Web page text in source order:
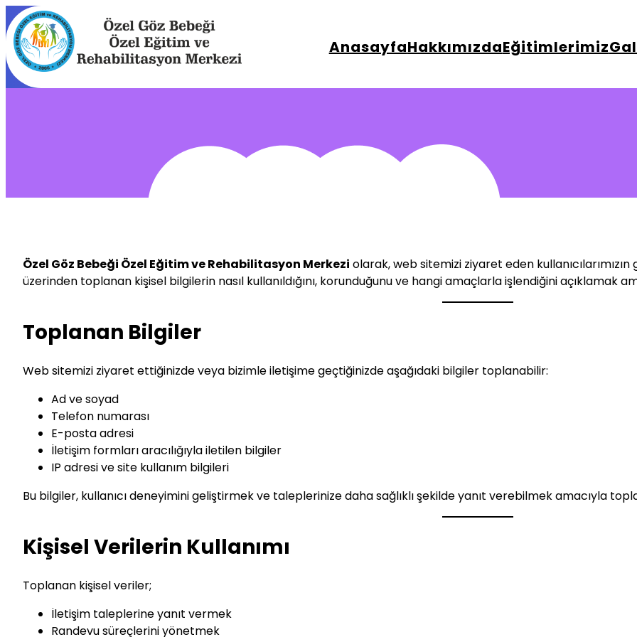
İçeriğe
geç
AnasayfaHakkımızdaEğitimlerimiz
Özel Göz Bebeği Özel Eğitim ve Rehabilitasyon Merkezi olarak, web sitemizi ziyaret eden
üzerinden toplanan kişisel bilgilerin nasıl kullanıldığını, korunduğunu ve hangi amaçlarla işlendiğini açıklamak
Toplanan Bilgiler
Web sitemizi ziyaret ettiğinizde veya bizimle iletişime geçtiğinizde aşağıdaki bilgiler toplanabilir:
Ad ve soyad
Telefon numarası
E-posta adresi
İletişim formları aracılığıyla iletilen bilgiler
IP adresi ve site kullanım bilgileri
Bu bilgiler, kullanıcı deneyimini geliştirmek ve taleplerinize daha sağlıklı şekilde yanıt verebilmek amacıyla
Kişisel Verilerin Kullanımı
Toplanan kişisel veriler;
İletişim taleplerine yanıt vermek
Randevu süreçlerini yönetmek